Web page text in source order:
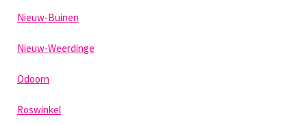
Nieuw-Buinen
Nieuw-Weerdinge
Odoorn
Roswinkel